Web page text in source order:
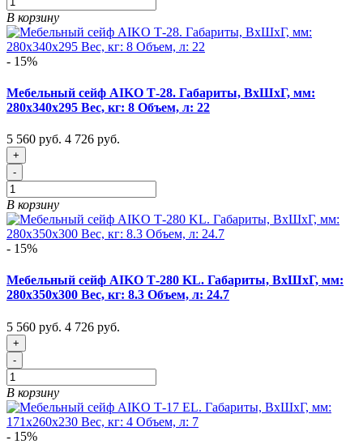
В корзину
- 15%
Мебельный сейф AIKO Т-28. Габариты, ВxШxГ, мм:
280x340x295 Вес, кг: 8 Объем, л: 22
5 560 руб. 4 726 руб.
+
-
В корзину
- 15%
Мебельный сейф AIKO Т-280 KL. Габариты, ВxШxГ, мм:
280x350x300 Вес, кг: 8.3 Объем, л: 24.7
5 560 руб. 4 726 руб.
+
-
В корзину
- 15%